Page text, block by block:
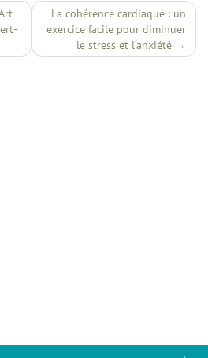
PrestationsLa cohérence cardiaque : un
exercice facile pour diminuer
le stress et l’anxiété